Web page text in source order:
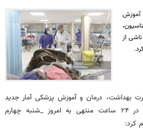
ناشی از
بهداشت، درمان و آموزش پزشکی آمار جدید
ابتلاء به ویروس کرونا را در ۲۴ ساعت منتهی به امروز _شنبه چهارم
کرد: